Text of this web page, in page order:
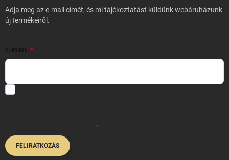
Adja meg az e-mail címét, és mi tájékoztatást küldünk webáruházunk
új termékeiről.
E-MAIL
FELIRATKOZÁS